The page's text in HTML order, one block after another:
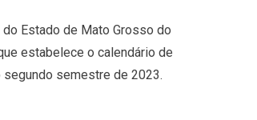
Estado de Mato Grosso do
estabelece o calendário de
semestre de 2023.